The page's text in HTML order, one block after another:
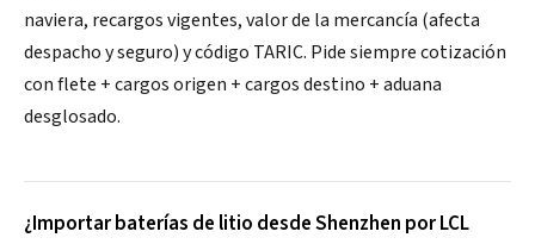
naviera, recargos vigentes, valor de la mercancía (afecta
despacho y seguro) y código TARIC. Pide siempre cotización
con flete + cargos origen + cargos destino + aduana
desglosado.
¿Importar baterías de litio desde Shenzhen por LCL